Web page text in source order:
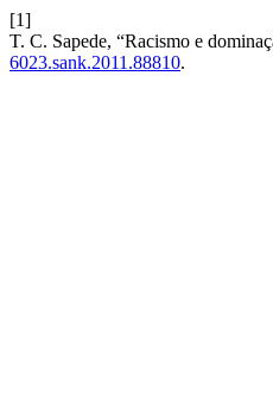
[1]
T. C. Sapede, “Racismo e
6023.sank.2011.88810.